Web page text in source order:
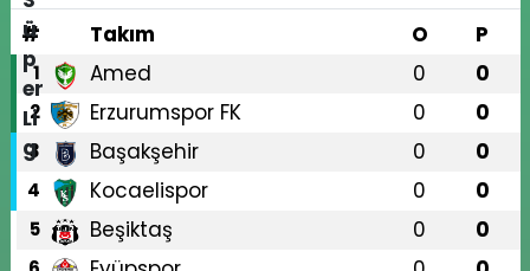
#
Takım O P
1 Amed 0 0
2 Erzurumspor FK 0 0
3 Başakşehir 0 0
4 Kocaelispor 0 0
5 Beşiktaş 0 0